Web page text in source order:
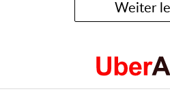
Weiter